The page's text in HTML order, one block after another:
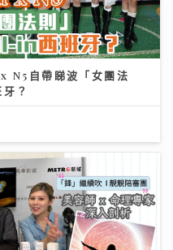
N5自帶睇波「女團法
？